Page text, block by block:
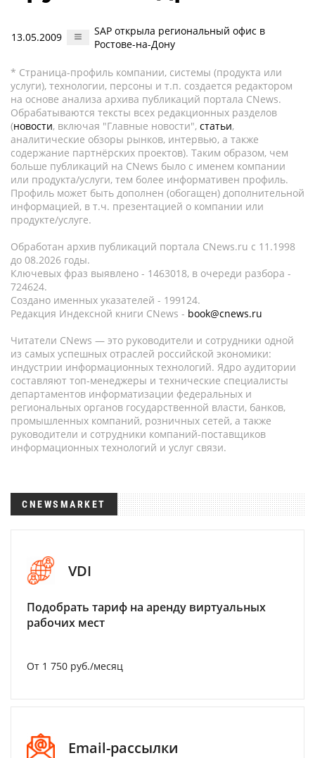
13.05.2009
SAP открыла региональный офис в
Ростове-на-Дону
* Страница-профиль компании, системы (продукта или
услуги), технологии, персоны и т.п. создается редактором
на основе анализа архива публикаций портала CNews.
Обрабатываются тексты всех редакционных разделов
(новости, включая "Главные новости", статьи,
аналитические обзоры рынков, интервью, а также
содержание партнёрских проектов). Таким образом, чем
больше публикаций на CNews было с именем компании
или продукта/услуги, тем более информативен профиль.
Профиль может быть дополнен (обогащен) дополнительной
информацией, в т.ч. презентацией о компании или
продукте/услуге.
Обработан архив публикаций портала CNews.ru c 11.1998
до 08.2026 годы.
Ключевых фраз выявлено - 1463018, в очереди разбора -
724624.
Создано именных указателей - 199124.
Редакция Индексной книги CNews - book@cnews.ru
Читатели CNews — это руководители и сотрудники одной
из самых успешных отраслей российской экономики:
индустрии информационных технологий. Ядро аудитории
составляют топ-менеджеры и технические специалисты
департаментов информатизации федеральных и
региональных органов государственной власти, банков,
промышленных компаний, розничных сетей, а также
руководители и сотрудники компаний-поставщиков
информационных технологий и услуг связи.
CNEWSMARKET
VDI
Подобрать тариф на аренду виртуальных
рабочих мест
От 1 750 руб./месяц
Email-рассылки